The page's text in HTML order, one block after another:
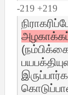
-219 +219